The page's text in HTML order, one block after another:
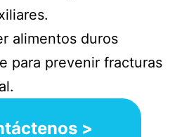
alimentos duros
para prevenir fracturas
>